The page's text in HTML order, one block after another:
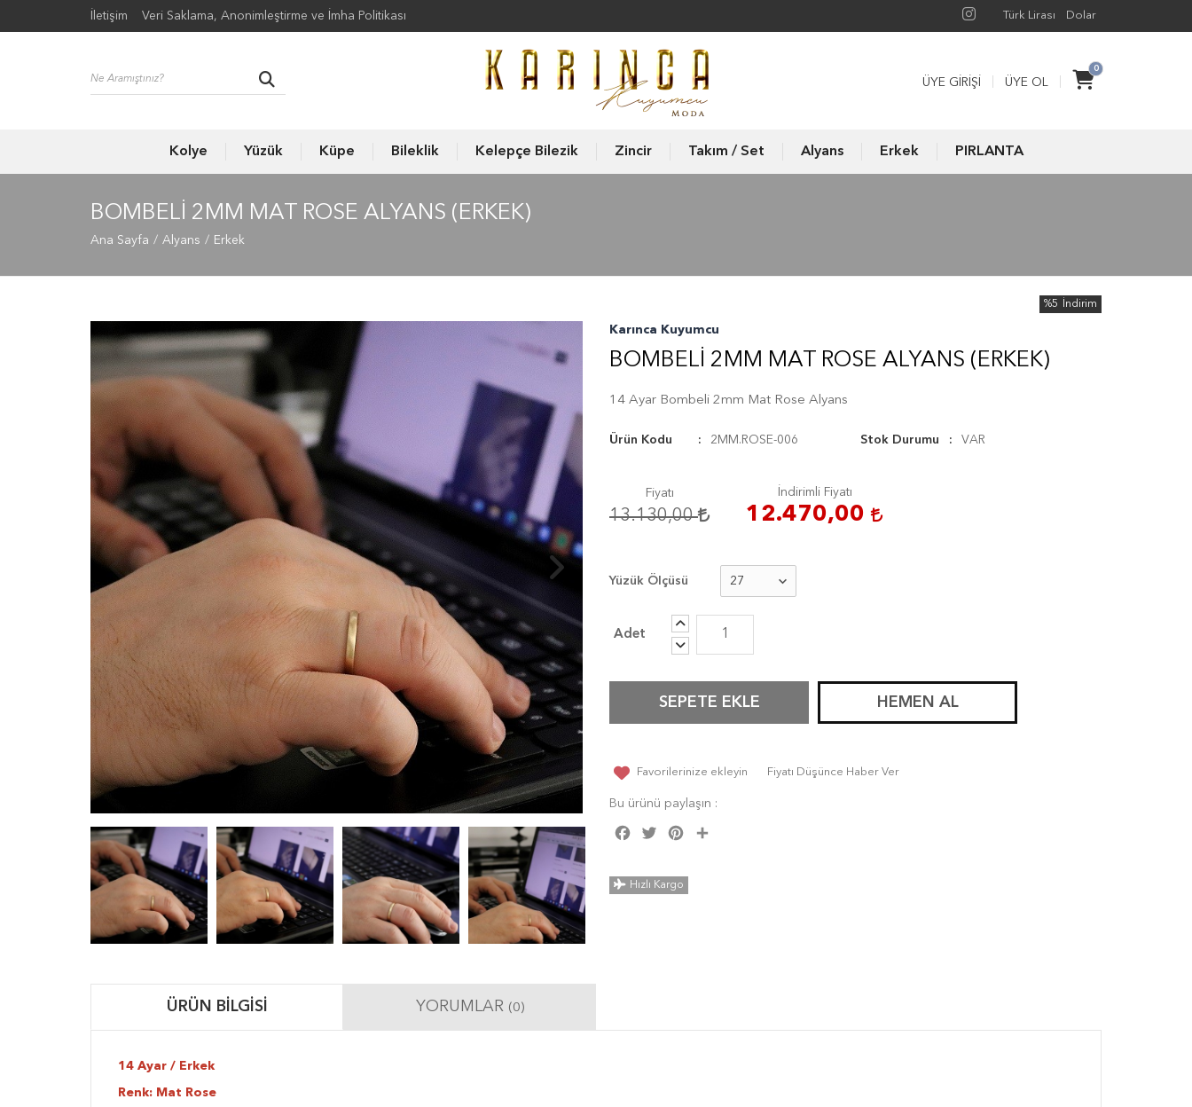
İletişim Veri Saklama, Anonimleştirme ve İmha Politikası Türk Lirası Dolar
0
ÜYE GIRIŞI ÜYE OL
Kolye Yüzük Küpe Bileklik Kelepçe Bilezik Zincir Takım / Set Alyans Erkek PIRLANTA
BOMBELI 2MM MAT ROSE ALYANS (ERKEK)
Ana Sayfa Alyans Erkek
Karınca Kuyumcu
BOMBELI 2MM MAT ROSE ALYANS (ERKEK)
14 Ayar Bombeli 2mm Mat Rose Alyans
Ürün Kodu 2MM.ROSE-006 Stok Durumu VAR
Fiyatı
13.130,00
İndirimli Fiyatı
12.470,00
%5 İndirim
Yüzük Ölçüsü
SEPETE EKLE HEMEN AL
Favorilerinize ekleyin Fiyatı Düşünce Haber Ver
Bu ürünü paylaşın :
Facebook
Twitter Pinterest
Hızlı Kargo
ÜRÜN BILGISI YORUMLAR (0)
14 Ayar / Erkek
Renk: Mat Rose